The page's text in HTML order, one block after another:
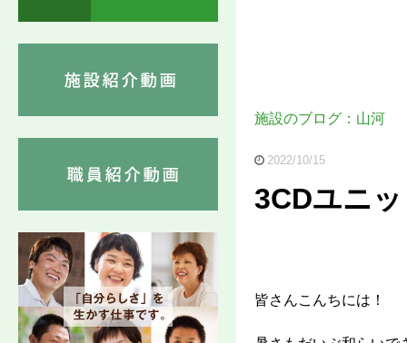
施設のブログ：山河
2022/10/15
3CDユニ
皆さんこんちには！